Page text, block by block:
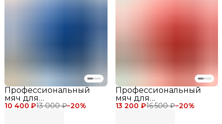
10 400 ₽13 000 ₽−20%
Профессиональный
мяч для
художественной
13 200 ₽16 500 ₽−20%
Профессиональный
мяч для
художественной